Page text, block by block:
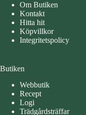
Om Butiken
Kontakt
Hitta hit
Köpvillkor
Integritetspolicy
Butiken
Webbutik
Recept
Logi
Trädgårdsträffar